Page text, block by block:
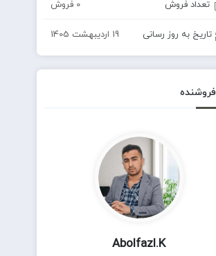
تعداد فروش 0 فروش
تاریخ به روز رسانی 19 اردیبهشت 1405
فروشنده
Abolfazl.k